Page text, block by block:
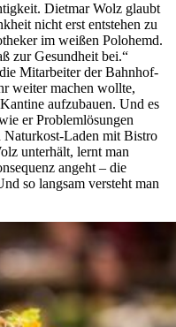
Dietmar Wolz glaubt
nicht erst entstehen zu
im weißen Polohemd.
zur Gesundheit bei.“
Mitarbeiter der Bahnhof-
weiter machen wollte,
aufzubauen. Und es
er Problemlösungen
Naturkost-Laden mit Bistro
unterhält, lernt man
angeht – die
so langsam versteht man